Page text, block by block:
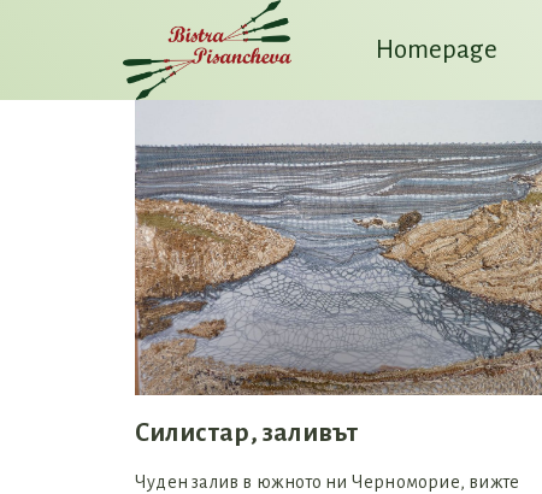
Homepage
Силистар, заливът
Чуден залив в южното ни Черноморие, вижте